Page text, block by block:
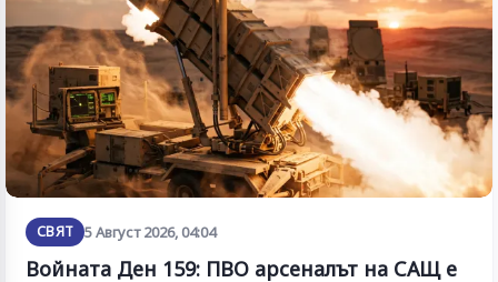
СВЯТ 5 Август 2026, 04:04
Войната Ден 159: ПВО арсеналът на САЩ е